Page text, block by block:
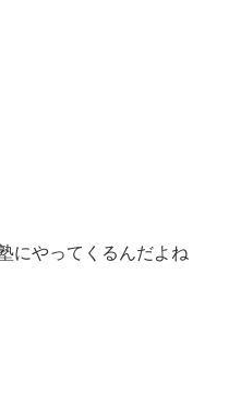
にやってくるんだよね